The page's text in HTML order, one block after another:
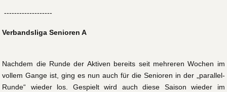
-------------------
Verbandsliga Senioren A
Nachdem die Runde der Aktiven bereits seit mehreren Wochen im
vollem Gange ist, ging es nun auch für die Senioren in der „parallel-
Runde“ wieder los. Gespielt wird auch diese Saison wieder im